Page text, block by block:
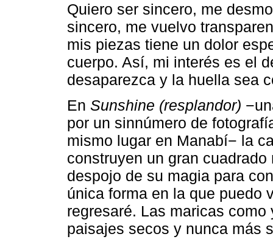
Quiero ser sincero, me
sincero, me vuelvo
mis piezas tiene un dolor
cuerpo. Así, mi interés es el
desaparezca y la huella sea
En Sunshine (resplandor)
por un sinnúmero de
mismo lugar en Manabí− la
construyen un gran
despojo de su magia para
única forma en la que puedo
regresaré. Las maricas
paisajes secos y nunca más